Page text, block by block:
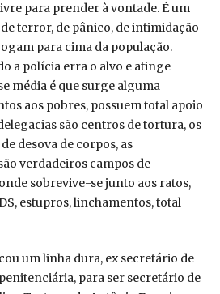
para prender à vontade. É um
terror, de pânico, de intimidação
para cima da população.
a polícia erra o alvo e atinge
média é que surge alguma
aos pobres, possuem total apoio
são centros de tortura, os
desova de corpos, as
verdadeiros campos de
sobrevive-se junto aos ratos,
estupros, linchamentos, total
um linha dura, ex secretário de
para ser secretário de